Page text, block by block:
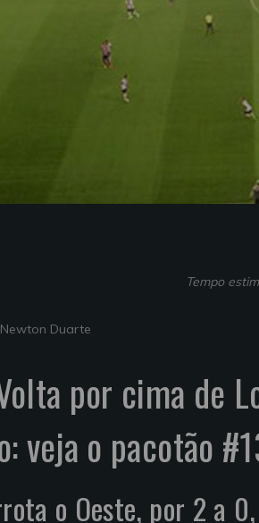
Tempo
Newton Duarte
por cima de
veja o pacotão
o Oeste, por 2 a